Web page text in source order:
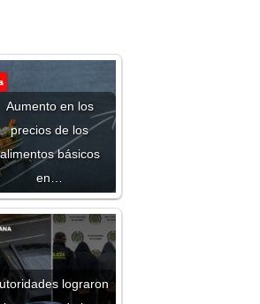
Aumento en los
precios de los
alimentos básicos
en…
lograron